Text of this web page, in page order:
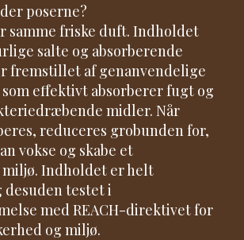
poserne?
samme friske duft. Indholdet
salte og absorberende
fremstillet af genanvendelige
effektivt absorberer fugt og
midler. Når
reduceres grobunden for,
vokse og skabe et
Indholdet er helt
testet i
med REACH-direktivet for
og miljø.